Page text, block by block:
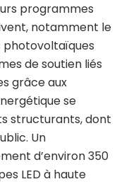
programmes
notamment le
de soutien liés
grâce aux
se
structurants, dont
Un
d’environ 350
LED à haute